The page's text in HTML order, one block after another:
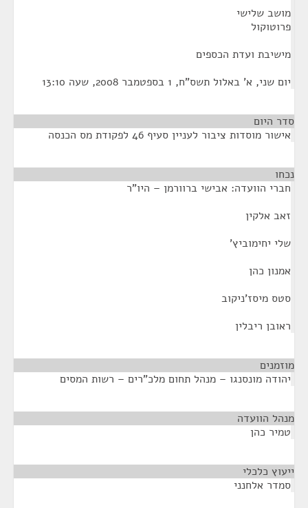
מושב שלישי
פרוטוקול
מישיבת ועדת הכספים
יום שני, א' באלול תשס"ח, 1 בספטמבר 2008, שעה 13:10
סדר היום
אישור מוסדות ציבור לעניין סעיף 46 לפקודת מס הכנסה
נכחו
חברי הוועדה: אבישי ברוורמן – היו"ר
זאב אלקין
שלי יחימוביץ'
אמנון כהן
סטס מיסז'ניקוב
ראובן ריבלין
מוזמנים
יהודה מונסנגו – מנהל תחום מלכ"רים – רשות המסים
מנהל הוועדה
טמיר כהן
ייעוץ כלכלי
סמדר אלחנני